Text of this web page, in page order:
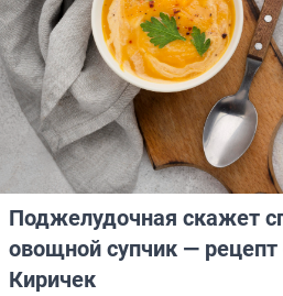
Поджелудочная скажет
овощной супчик —
Киричек